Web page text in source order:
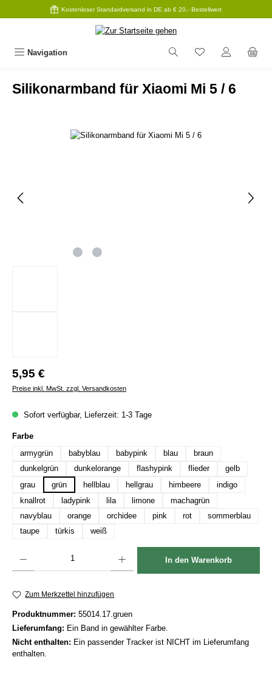
Zum Hauptinhalt springenKostenloser Standardversand in DE ab € 20,- Bestellwert
Navigation
Silikonarmband für Xiaomi Mi 5 / 6
Bildergalerie überspringen
Regulärer Preis:
5,95 €
Preise inkl. MwSt. zzgl. Versandkosten
Sofort verfügbar, Lieferzeit: 1-3 Tage
Farbeauswählen
armygrün
babyblau babypink blau
braun
dunkelgrün
dunkelorange flashypink flieder
gelb
grau
grün hellblau hellgrau himbeere
indigo
knallrot
ladypink lila limone
machagrün
navyblau
orange orchidee pink rot
sommerblau
taupe
türkis weiß
In den Warenkorb
Zum Merkzettel hinzufügen
Produktnummer: 55014.17.gruen
Lieferumfang: Ein Band in gewählter Farbe.
Nicht enthalten: Ein passender Tracker ist NICHT im Lieferumfang
enthalten.